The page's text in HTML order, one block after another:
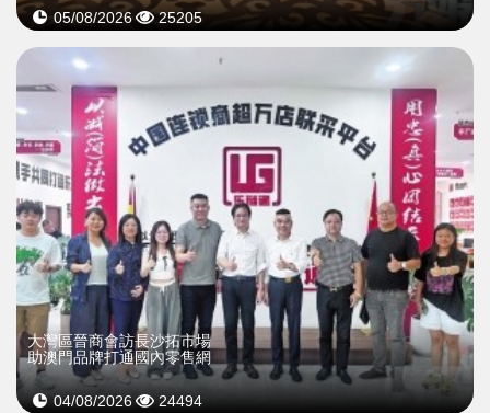
05/08/2026 25205
大灣區晉商會訪長沙拓市場
助澳門品牌打通國內零售網
04/08/2026 24494